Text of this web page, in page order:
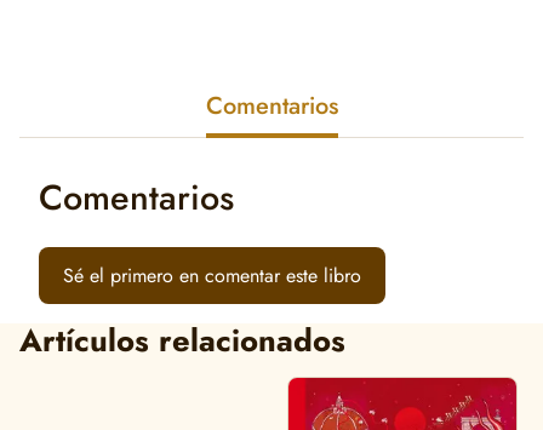
Comentarios
Comentarios
Sé el primero en comentar este libro
Artículos relacionados